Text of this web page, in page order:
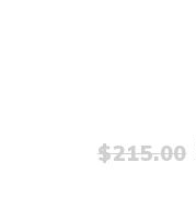
$215.00